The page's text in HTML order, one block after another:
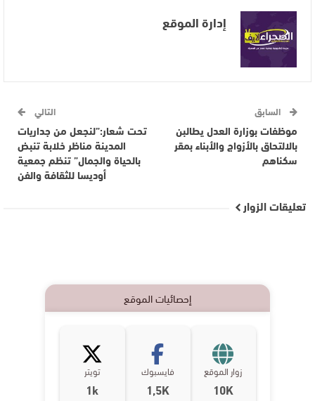
إدارة الموقع
السابق
موظفات بوزارة العدل يطالبن
بالالتحاق بالأزواج والأبناء بمقر
سكناهم
التالي
تحت شعار:”لنجعل من جداريات
المدينة مناظر خلابة تنبض
بالحياة والجمال” تنظم جمعية
أوديسا للثقافة والفن
تعليقات الزوار
إحصائيات الموقع
زوار الموقع
10K
فايسبوك
1,5K
تويتر
1k